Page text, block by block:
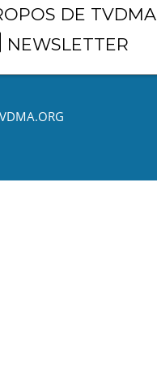
DE TVDMA
NEWSLETTER